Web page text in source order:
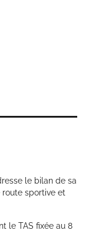
le bilan de sa
route sportive et
le TAS fixée au 8